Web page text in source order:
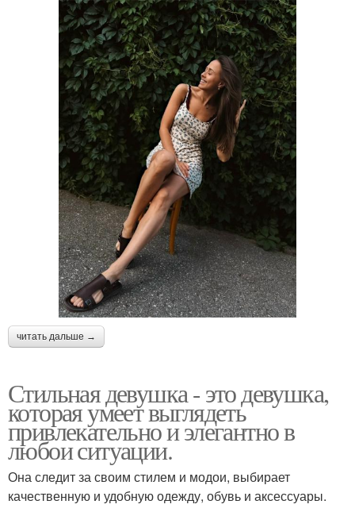
читать дальше →
Стильная девушка - это девушка,
которая умеет выглядеть
привлекательно и элегантно в
любои ситуации.
Она следит за своим стилем и модои, выбирает
качественную и удобную одежду, обувь и аксессуары.